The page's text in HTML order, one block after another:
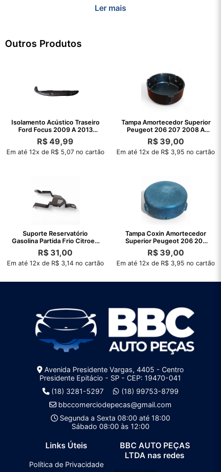
Ler mais
Outros Produtos
Isolamento Acústico Traseiro
Ford Focus 2009 A 2013
Original
R$ 49,99
Em até 12x de R$ 5,07 no cartão
Tampa Amortecedor Superior
Peugeot 206 207 2008 A
2013
R$ 39,00
Em até 12x de R$ 3,95 no cartão
Suporte Reservatório
Gasolina Partida Frio Citroen
C3 2004
R$ 31,00
Em até 12x de R$ 3,14 no cartão
Tampa Coxin Amortecedor
Superior Peugeot 206 207
2008 A 2013
R$ 39,00
Em até 12x de R$ 3,95 no cartão
Avenida Presidente Vargas, 4405 - Centro
Presidente Epitácio - SP - CEP: 19470-041
(18) 3281-5297
(18) 99753-8799
bbccomerciodepecas@gmail.com
Segunda a Sexta 08:00 até 18:00
Sábado 08:00 às 12:00
Links Úteis
Política de Privacidade
BBC AUTO PEÇAS
LTDA nas redes